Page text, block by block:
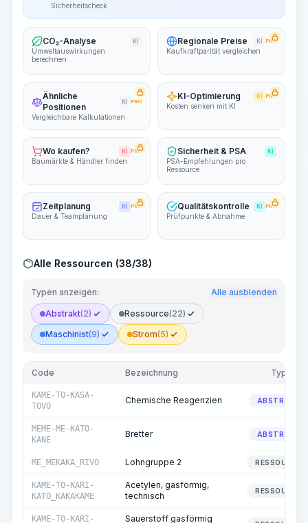
Sicherheitscheck
CO₂-Analyse KI
Umweltauswirkungen
berechnen
Regionale Preise KI PRO
Kaufkraftparität vergleichen
Ähnliche
Positionen
KI PRO
Vergleichbare Kalkulationen
KI-Optimierung KI PRO
Kosten senken mit KI
Wo kaufen? KI PRO
Baumärkte & Händler finden
Sicherheit & PSA KI
PSA-Empfehlungen pro
Ressource
Zeitplanung KI PRO
Dauer & Teamplanung
Qualitätskontrolle KI PRO
Prüfpunkte & Abnahme
Alle Ressourcen (38/38)
Typen anzeigen: Alle ausblenden
Abstrakt(2) Ressource(22)
Maschinist(9) Strom(5)
Code Bezeichnung Typ
KAME-TO-KASA-
TOVO
Chemische Reagenzien ABSTRAKT
MEME-ME-KATO-
KANE
Bretter ABSTRAKT
ME_MEKAKA_RIVO Lohngruppe 2 RESSOURCE
KAME-TO-KARI-
KATO_KAKAKAME
Acetylen, gasförmig,
technisch
RESSOURCE
KAME-TO-KARI- Sauerstoff gasförmig